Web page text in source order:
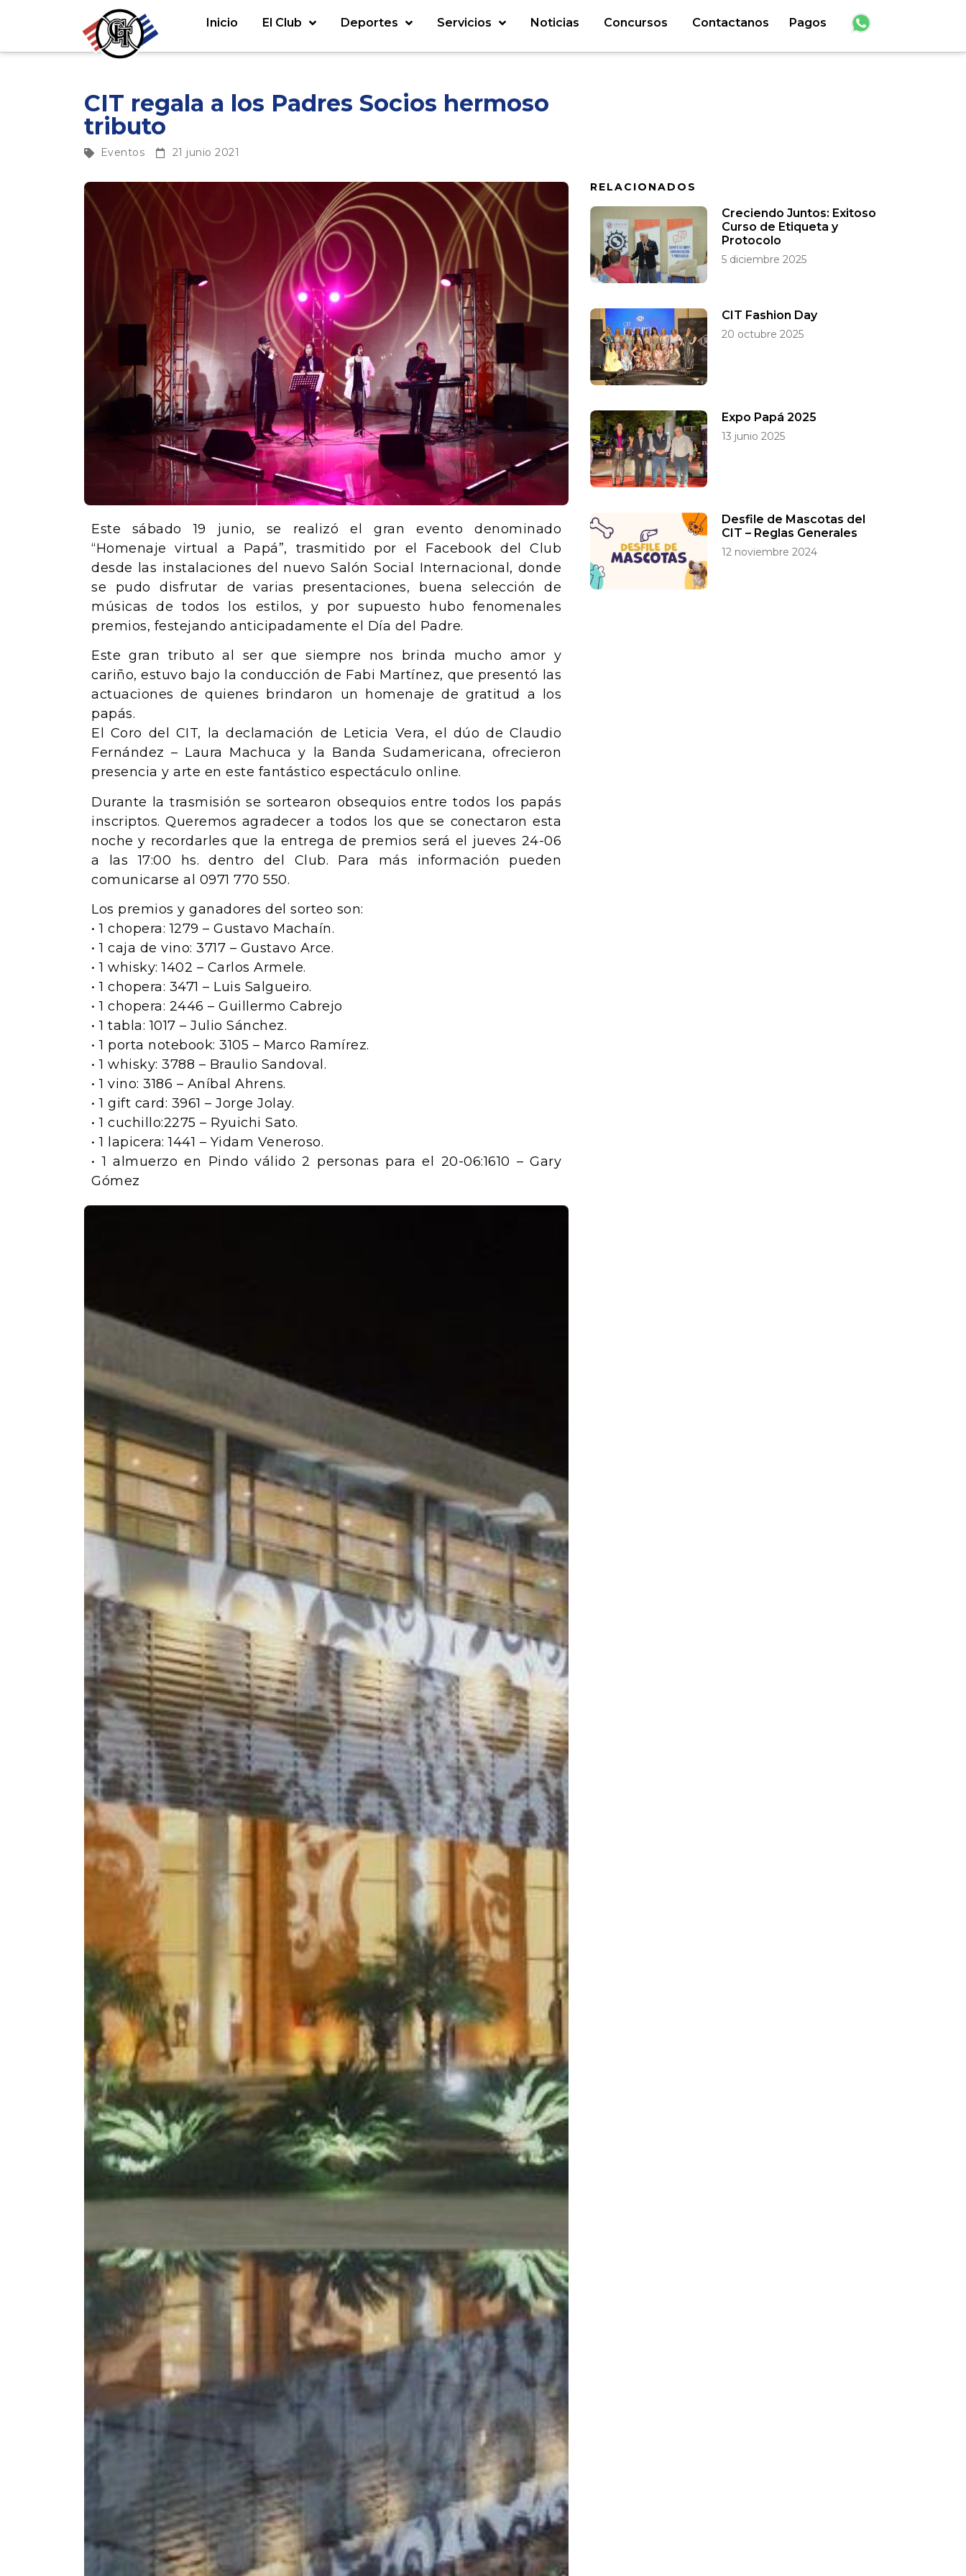
Inicio El Club Deportes Servicios Noticias Concursos Contactanos Pagos
CIT regala a los Padres Socios hermoso
tributo
Eventos 21 junio 2021
Este sábado 19 junio, se realizó el gran evento denominado
“Homenaje virtual a Papá”, trasmitido por el Facebook del Club
desde las instalaciones del nuevo Salón Social Internacional, donde
se pudo disfrutar de varias presentaciones, buena selección de
músicas de todos los estilos, y por supuesto hubo fenomenales
premios, festejando anticipadamente el Día del Padre.
Este gran tributo al ser que siempre nos brinda mucho amor y
cariño, estuvo bajo la conducción de Fabi Martínez, que presentó las
actuaciones de quienes brindaron un homenaje de gratitud a los
papás.
El Coro del CIT, la declamación de Leticia Vera, el dúo de Claudio
Fernández – Laura Machuca y la Banda Sudamericana, ofrecieron
presencia y arte en este fantástico espectáculo online.
Durante la trasmisión se sortearon obsequios entre todos los papás
inscriptos. Queremos agradecer a todos los que se conectaron esta
noche y recordarles que la entrega de premios será el jueves 24-06
a las 17:00 hs. dentro del Club. Para más información pueden
comunicarse al 0971 770 550.
Los premios y ganadores del sorteo son:
• 1 chopera: 1279 – Gustavo Machaín.
• 1 caja de vino: 3717 – Gustavo Arce.
• 1 whisky: 1402 – Carlos Armele.
• 1 chopera: 3471 – Luis Salgueiro.
• 1 chopera: 2446 – Guillermo Cabrejo
• 1 tabla: 1017 – Julio Sánchez.
• 1 porta notebook: 3105 – Marco Ramírez.
• 1 whisky: 3788 – Braulio Sandoval.
• 1 vino: 3186 – Aníbal Ahrens.
• 1 gift card: 3961 – Jorge Jolay.
• 1 cuchillo:2275 – Ryuichi Sato.
• 1 lapicera: 1441 – Yidam Veneroso.
• 1 almuerzo en Pindo válido 2 personas para el 20-06:1610 – Gary
Gómez
RELACIONADOS
Creciendo Juntos: Exitoso
Curso de Etiqueta y
Protocolo
5 diciembre 2025
CIT Fashion Day
20 octubre 2025
Expo Papá 2025
13 junio 2025
Desfile de Mascotas del
CIT – Reglas Generales
12 noviembre 2024